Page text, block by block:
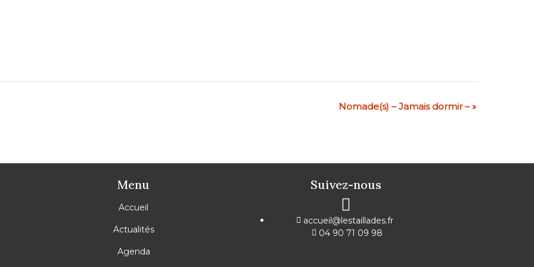
Nomade(s) – Jamais dormir –»
Menu
Accueil
Actualités
Agenda
Suivez-nous
accueil@lestaillades.fr
04 90 71 09 98